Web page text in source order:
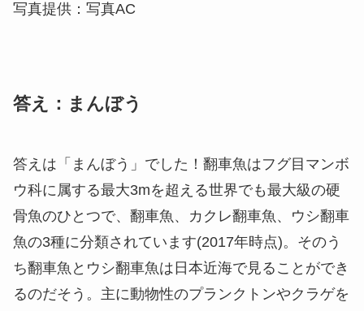
写真提供：写真AC
答え：まんぼう
答えは「まんぼう」でした！翻車魚はフグ目マンボ
ウ科に属する最大3mを超える世界でも最大級の硬
骨魚のひとつで、翻車魚、カクレ翻車魚、ウシ翻車
魚の3種に分類されています(2017年時点)。そのう
ち翻車魚とウシ翻車魚は日本近海で見ることができ
るのだそう。主に動物性のプランクトンやクラゲを